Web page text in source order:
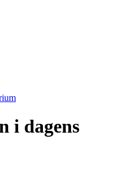
i dagens